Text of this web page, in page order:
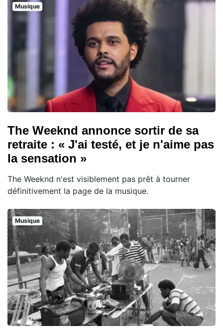
Musique
The Weeknd annonce sortir de sa
retraite : « J'ai testé, et je n'aime pas
la sensation »
The Weeknd n'est visiblement pas prêt à tourner
définitivement la page de la musique.
Musique